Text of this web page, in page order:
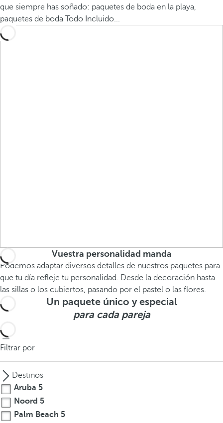
que siempre has soñado: paquetes de boda en la playa,
paquetes de boda Todo Incluido...
Vuestra personalidad manda
Podemos adaptar diversos detalles de nuestros paquetes para
que tu día refleje tu personalidad. Desde la decoración hasta
las sillas o los cubiertos, pasando por el pastel o las flores.
Un paquete único y especial
para cada pareja
Filtrar por
Destinos
Aruba 5
Noord 5
Palm Beach 5